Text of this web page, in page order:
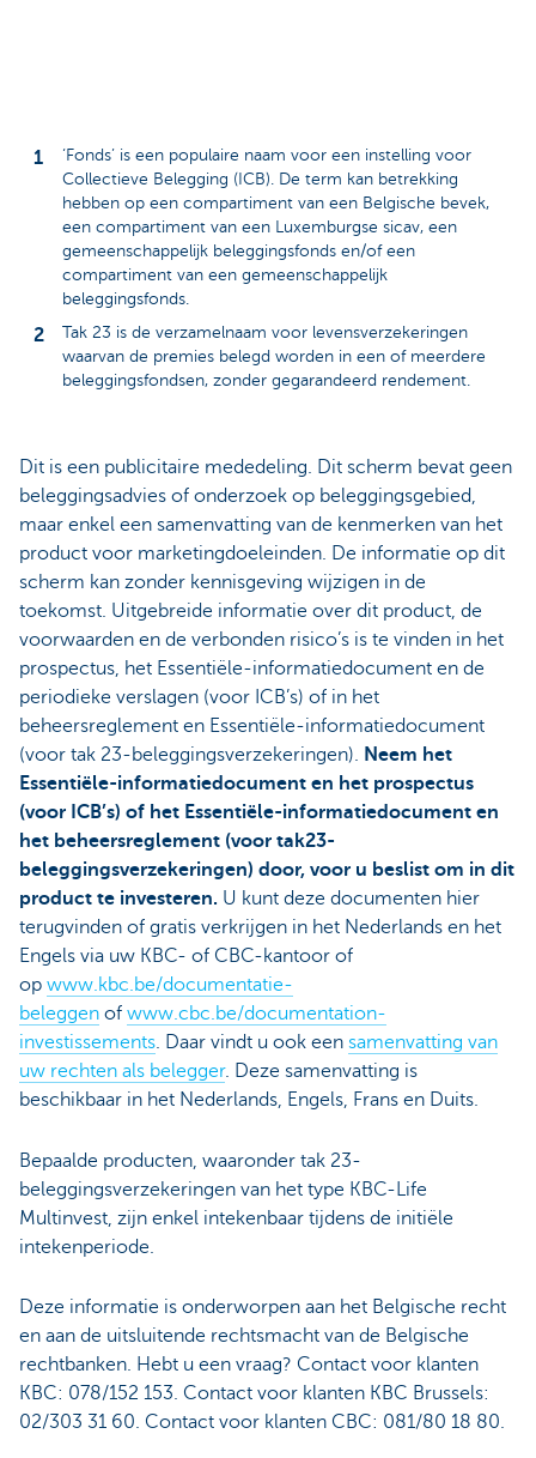
‘Fonds’ is een populaire naam voor een instelling voor
Collectieve Belegging (ICB). De term kan betrekking
hebben op een compartiment van een Belgische bevek,
een compartiment van een Luxemburgse sicav, een
gemeenschappelijk beleggingsfonds en/of een
compartiment van een gemeenschappelijk
beleggingsfonds.
Tak 23 is de verzamelnaam voor levensverzekeringen
waarvan de premies belegd worden in een of meerdere
beleggingsfondsen, zonder gegarandeerd rendement.
Dit is een publicitaire mededeling. Dit scherm bevat geen
beleggingsadvies of onderzoek op beleggingsgebied,
maar enkel een samenvatting van de kenmerken van het
product voor marketingdoeleinden. De informatie op dit
scherm kan zonder kennisgeving wijzigen in de
toekomst. Uitgebreide informatie over dit product, de
voorwaarden en de verbonden risico’s is te vinden in het
prospectus, het Essentiële-informatiedocument en de
periodieke verslagen (voor ICB’s) of in het
beheersreglement en Essentiële-informatiedocument
(voor tak 23-beleggingsverzekeringen). Neem het
Essentiële-informatiedocument en het prospectus
(voor ICB’s) of het Essentiële-informatiedocument en
het beheersreglement (voor tak23-
beleggingsverzekeringen) door, voor u beslist om in dit
product te investeren. U kunt deze documenten hier
terugvinden of gratis verkrijgen in het Nederlands en het
Engels via uw KBC- of CBC-kantoor of
op www.kbc.be/documentatie-
beleggen of www.cbc.be/documentation-
investissements. Daar vindt u ook een samenvatting van
uw rechten als belegger. Deze samenvatting is
beschikbaar in het Nederlands, Engels, Frans en Duits.
Bepaalde producten, waaronder tak 23-
beleggingsverzekeringen van het type KBC-Life
Multinvest, zijn enkel intekenbaar tijdens de initiële
intekenperiode.
Deze informatie is onderworpen aan het Belgische recht
en aan de uitsluitende rechtsmacht van de Belgische
rechtbanken. Hebt u een vraag? Contact voor klanten
KBC: 078/152 153. Contact voor klanten KBC Brussels:
02/303 31 60. Contact voor klanten CBC: 081/80 18 80.